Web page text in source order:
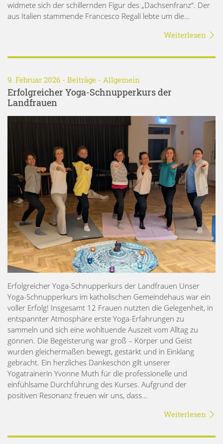
widmete sich der schillernden Figur des „Dachsenfranz“. Der
aus Italien stammende Francesco Regali lebte um die…
Weiterlesen
9. Februar 2026 - Beiträge - Allgemein
Erfolgreicher Yoga-Schnupperkurs der
Landfrauen
Erfolgreicher Yoga-Schnupperkurs der Landfrauen Unser
Yoga-Schnupperkurs im katholischen Gemeindehaus war ein
voller Erfolg! Insgesamt 12 Frauen nutzten die Gelegenheit, in
entspannter Atmosphäre erste Yoga-Erfahrungen zu
sammeln und sich eine wohltuende Auszeit vom Alltag zu
gönnen. Die Begeisterung war groß – Körper und Geist
wurden gleichermaßen bewegt, gestärkt und in Einklang
gebracht. Ein herzliches Dankeschön gilt unserer
Yogatrainerin Yvonne Muth für die professionelle und
einfühlsame Durchführung des Kurses. Aufgrund der
positiven Resonanz freuen wir uns, dass…
Weiterlesen